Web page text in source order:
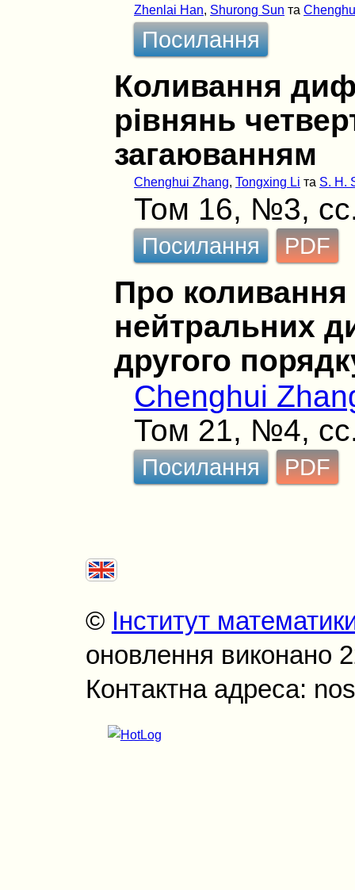
Zhenlai Han, Shurong Sun та
Посилання
Коливання
рiвнянь
загаюванням
Chenghui Zhang,Tongxing Li та S. H.
Том 16, №3,
Посилання PDF
Про коливання
нейтральних
другого
Chenghui
Том 21, №4,
Посилання PDF
© Інститут
оновлення виконано
Контактна адреса: